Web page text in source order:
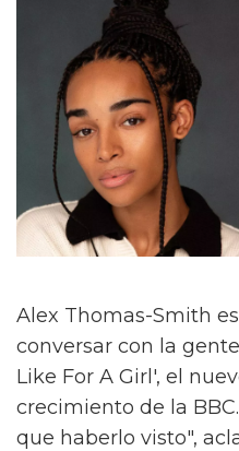
Alex Thomas-Smith
conversar con la
Like For A Girl', el
crecimiento de la
que haberlo visto",